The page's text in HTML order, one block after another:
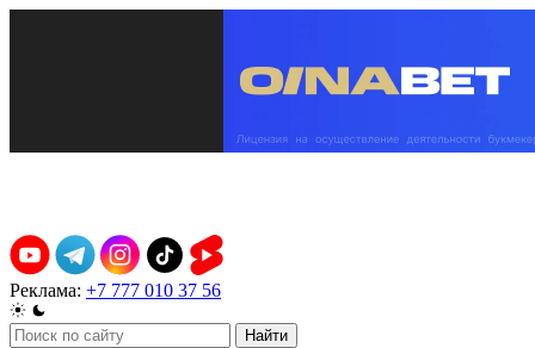
Реклама: +7 777 010 37 56
Найти